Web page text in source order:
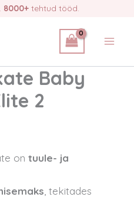
8000+ tehtud tööd.
Baby
2
on tuule- ja
, tekitades